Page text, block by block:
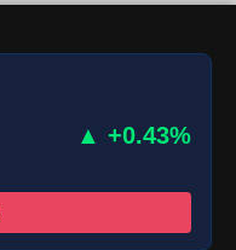
▲ +0.43%